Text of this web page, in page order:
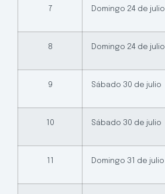
7 Domingo 24 de julio
8 Domingo 24 de julio
9 Sábado 30 de julio
10 Sábado 30 de julio
11 Domingo 31 de julio